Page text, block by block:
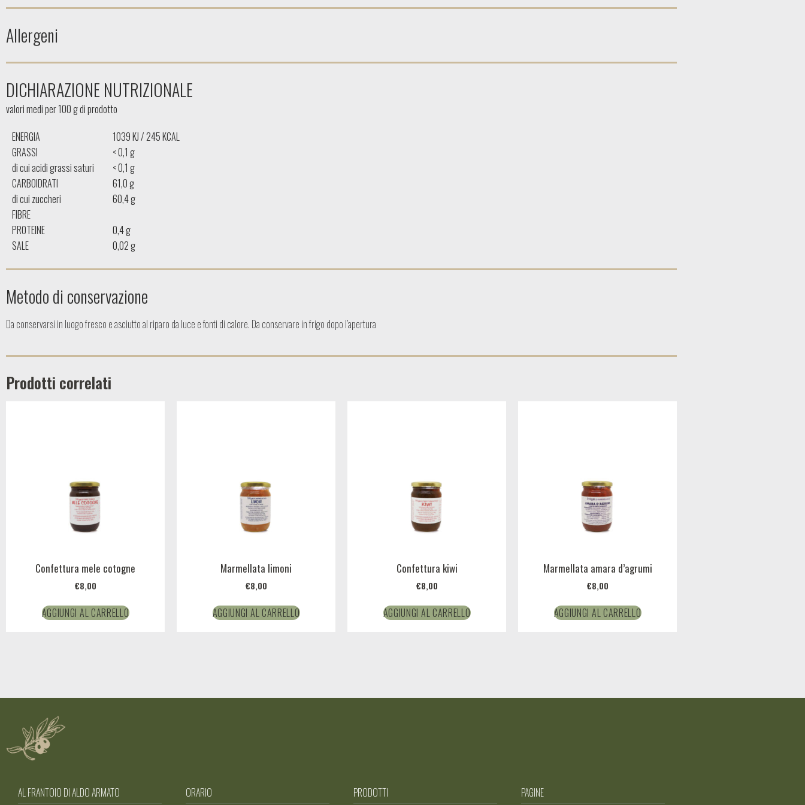
Allergeni
DICHIARAZIONE NUTRIZIONALE
valori medi per 100 g di prodotto
ENERGIA
1039 KJ / 245 KCAL
GRASSI
< 0,1 g
di cui acidi grassi saturi
< 0,1 g
CARBOIDRATI
61,0 g
di cui zuccheri
60,4 g
FIBRE
PROTEINE
0,4 g
SALE
0,02 g
Metodo di conservazione
Da conservarsi in luogo fresco e asciutto al riparo da luce e fonti di calore. Da conservare in frigo dopo l’apertura
Prodotti correlati
Confettura mele cotogne
€8,00
AGGIUNGI AL CARRELLO
Marmellata limoni
€8,00
AGGIUNGI AL CARRELLO
Confettura kiwi
€8,00
AGGIUNGI AL CARRELLO
Marmellata amara d’agrumi
€8,00
AGGIUNGI AL CARRELLO
AL FRANTOIO DI ALDO ARMATO ORARIO PRODOTTI PAGINE